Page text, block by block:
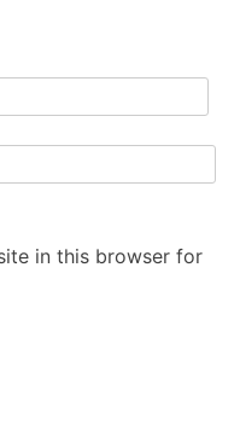
in this browser for